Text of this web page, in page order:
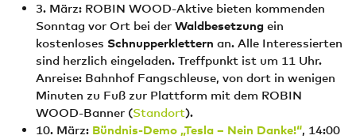
3. März: ROBIN WOOD-Aktive bieten kommenden
Sonntag vor Ort bei der Waldbesetzung ein
kostenloses Schnupperklettern an. Alle Interessierten
sind herzlich eingeladen. Treffpunkt ist um 11 Uhr.
Anreise: Bahnhof Fangschleuse, von dort in wenigen
Minuten zu Fuß zur Plattform mit dem ROBIN
WOOD-Banner (Standort).
10. März: Bündnis-Demo „Tesla – Nein Danke!“, 14:00